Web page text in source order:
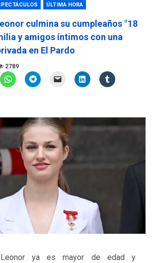
ÚLTIMA HORA
culmina su cumpleaños °18
y amigos íntimos con una
en El Pardo
2789
Leonor ya es mayor de edad y